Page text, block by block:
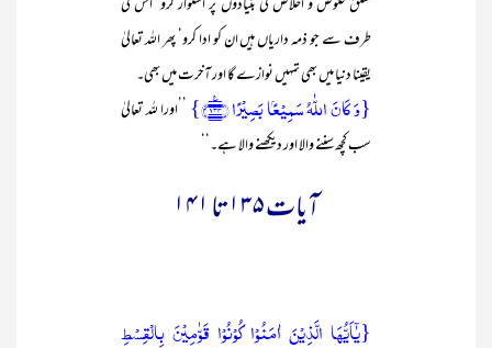
تعلق خلوص و اخلاص کی بنیادوں پر استوار کرو‘ اس کی
طرف سے جو ذمہ داریاں ہیں ان کو ادا کرو‘ پھر اللہ تعالیٰ
یقینا دنیا میں بھی تمہیں نوازے گا اور آخرت میں بھی۔
{وَ کَانَ اللّٰہُ سَمِیۡعًۢا بَصِیۡرًا ﴿۱۳۴﴾٪}
’’اورا للہ تعالیٰ
سب کچھ سننے والا اور دیکھنے والا ہے۔‘‘
آیات ۱۳۵ تا ۱۴۱
{یٰۤاَیُّہَا الَّذِیۡنَ اٰمَنُوۡا کُوۡنُوۡا قَوّٰمِیۡنَ بِالۡقِسۡطِ